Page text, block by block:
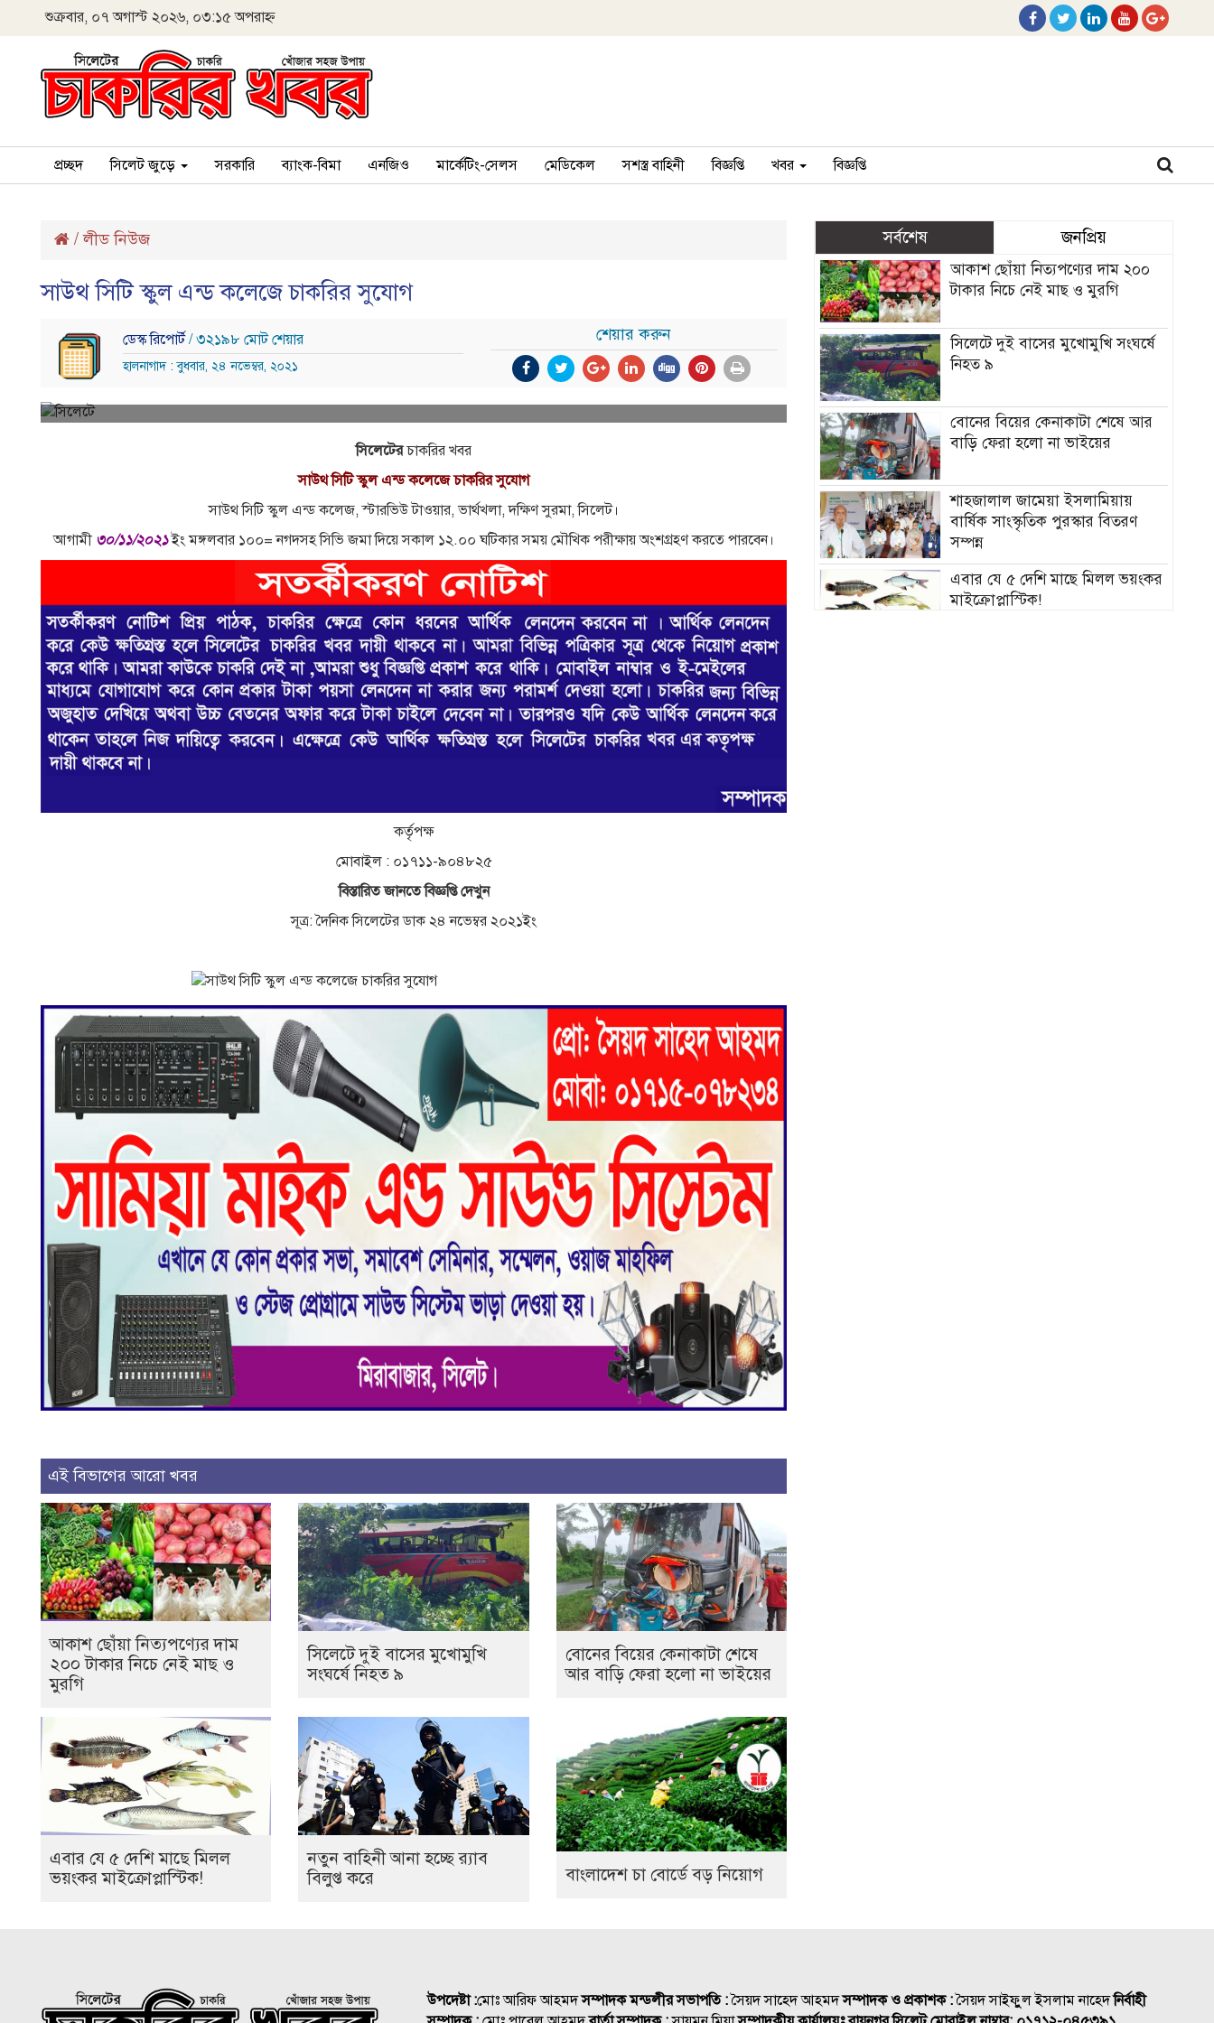
শুক্রবার, ০৭ অগাস্ট ২০২৬, ০৩:১৫ অপরাহ্ন
প্রচ্ছদ সিলেট জুড়ে সরকারি ব্যাংক-বিমা এনজিও মার্কেটিং-সেলস মেডিকেল সশস্ত্র বাহিনী বিজ্ঞপ্তি খবর বিজ্ঞপ্তি
/লীড নিউজ
সাউথ সিটি স্কুল এন্ড কলেজে চাকরির সুযোগ
ডেস্ক রিপোর্ট/ ৩২১৯৮ মোট শেয়ার
হালনাগাদ : বুধবার, ২৪ নভেম্বর, ২০২১
শেয়ার করুন
সিলেটেরচাকরির খবর
সাউথ সিটি স্কুল এন্ড কলেজে চাকরির সুযোগ
সাউথ সিটি স্কুল এন্ড কলেজ, স্টারভিউ টাওয়ার, ভার্থখলা, দক্ষিণ সুরমা, সিলেট।
আগামী ৩০/১১/২০২১ ইং মঙ্গলবার ১০০= নগদসহ সিভি জমা দিয়ে সকাল ১২.০০ ঘটিকার সময় মৌখিক পরীক্ষায় অংশগ্রহণ করতে পারবেন।
কর্তৃপক্ষ
মােবাইল : ০১৭১১-৯০৪৮২৫
বিস্তারিত জানতে বিজ্ঞপ্তি দেখুন
সূত্র: দৈনিক সিলেটের ডাক ২৪ নভেম্বর ২০২১ইং
এই বিভাগের আরো খবর
আকাশ ছোঁয়া নিত্যপণ্যের দাম
২০০ টাকার নিচে নেই মাছ ও
মুরগি
সিলেটে দুই বাসের মুখোমুখি
সংঘর্ষে নিহত ৯
বোনের বিয়ের কেনাকাটা শেষে
আর বাড়ি ফেরা হলো না ভাইয়ের
এবার যে ৫ দেশি মাছে মিলল
ভয়ংকর মাইক্রোপ্লাস্টিক!
নতুন বাহিনী আনা হচ্ছে র‍্যাব
বিলুপ্ত করে
বাংলাদেশ চা বোর্ডে বড় নিয়োগ
সর্বশেষ জনপ্রিয়
আকাশ ছোঁয়া নিত্যপণ্যের দাম ২০০
টাকার নিচে নেই মাছ ও মুরগি
সিলেটে দুই বাসের মুখোমুখি সংঘর্ষে
নিহত ৯
বোনের বিয়ের কেনাকাটা শেষে আর
বাড়ি ফেরা হলো না ভাইয়ের
শাহজালাল জামেয়া ইসলামিয়ায়
বার্ষিক সাংস্কৃতিক পুরস্কার বিতরণ
সম্পন্ন
এবার যে ৫ দেশি মাছে মিলল ভয়ংকর
মাইক্রোপ্লাস্টিক!
উপদেষ্টা :মোঃ আরিফ আহমদসম্পাদক মন্ডলীর সভাপতি :সৈয়দ সাহেদ আহমদসম্পাদক ও প্রকাশক :সৈয়দ সাইফুুল ইসলাম নাহেদনির্বাহী